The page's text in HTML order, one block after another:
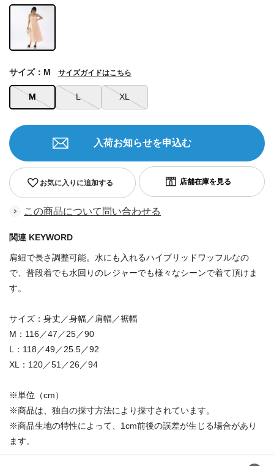
M L XL
サイズ：M サイズガイドはこちら
お気に入りに追加する
入荷お知らせを申込む
この商品について問い合わせる
関連 KEYWORD
肩紐で長さ調整可能。水にも入れるハイブリッドワッフルなの
で、普段着でも水回りのレジャーでも様々なシーンで着て頂けま
す。
サイズ：身丈／身幅／肩幅／裾幅
M：116／47／25／90
L：118／49／25.5／92
XL：120／51／26／94
※単位（cm）
※商品は、独自の採寸方法により採寸されています。
※商品生地の特性によって、1cm前後の誤差が生じる場合があり
ます。